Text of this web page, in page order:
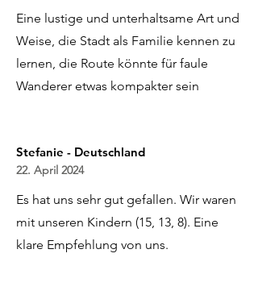
Eine lustige und unterhaltsame Art und
Weise, die Stadt als Familie kennen zu
lernen, die Route könnte für faule
Wanderer etwas kompakter sein
Stefanie - Deutschland
22. April 2024
Es hat uns sehr gut gefallen. Wir waren
mit unseren Kindern (15, 13, 8). Eine
klare Empfehlung von uns.